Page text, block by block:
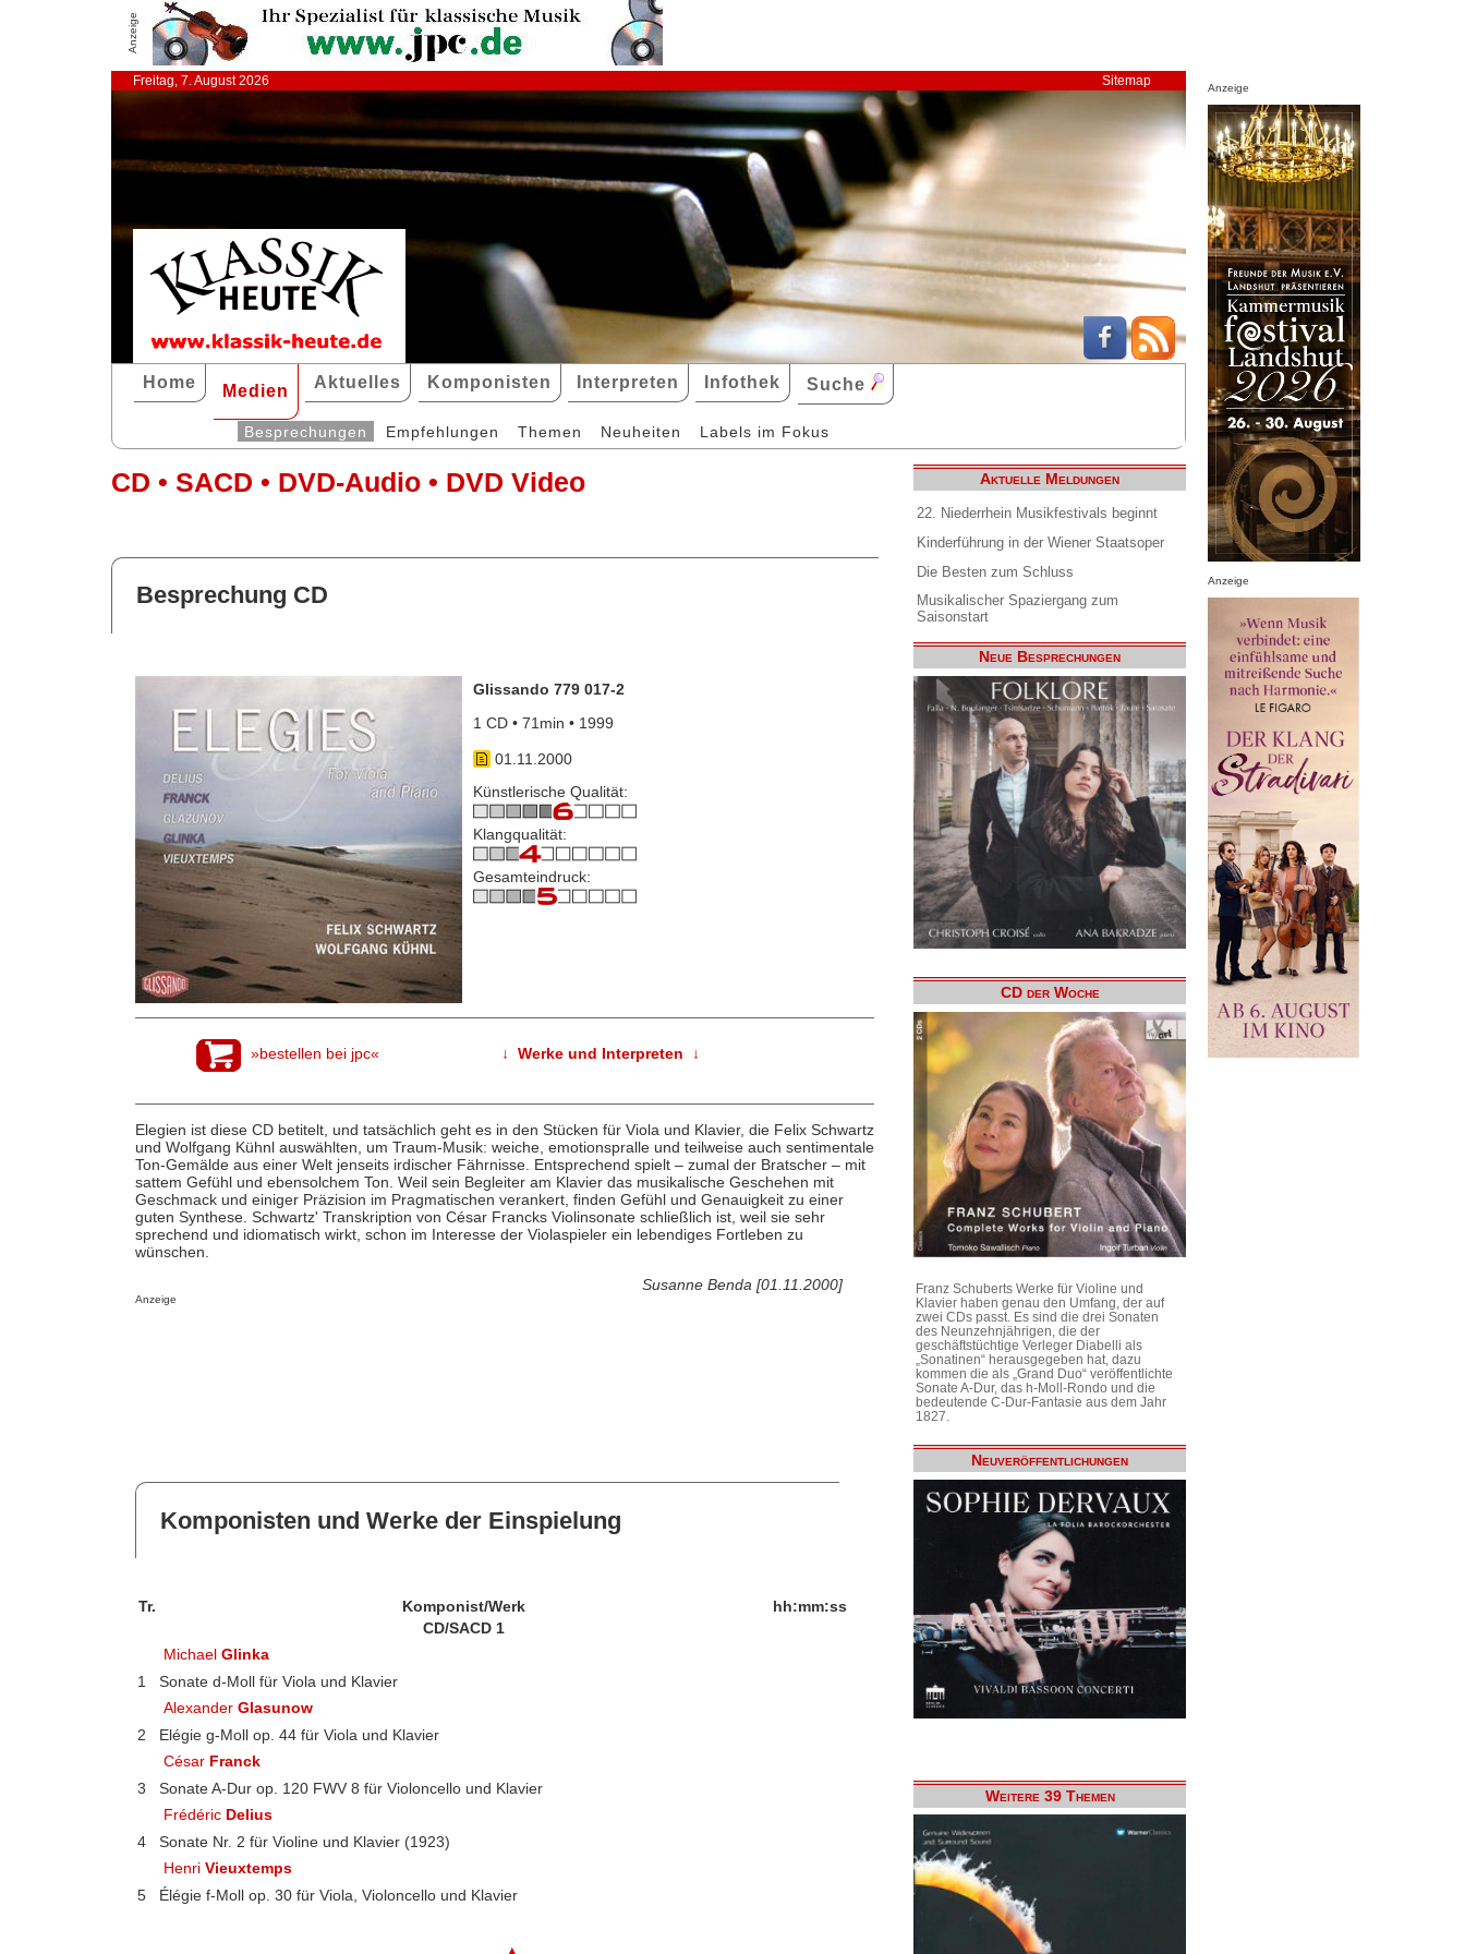
Anzeige
Freitag, 7. August 2026 Sitemap
Home Medien Aktuelles Komponisten Interpreten Infothek Suche
Besprechungen Empfehlungen Themen Neuheiten Labels im Fokus
CD • SACD • DVD-Audio • DVD Video
Besprechung CD
Glissando 779 017-2
1 CD • 71min • 1999
01.11.2000
Künstlerische Qualität:
Klangqualität:
Gesamteindruck:
»bestellen bei jpc« ↓ Werke und Interpreten ↓
Elegien ist diese CD betitelt, und tatsächlich geht es in den Stücken für Viola und Klavier, die Felix Schwartz
und Wolfgang Kühnl auswählten, um Traum-Musik: weiche, emotionspralle und teilweise auch sentimentale
Ton-Gemälde aus einer Welt jenseits irdischer Fährnisse. Entsprechend spielt – zumal der Bratscher – mit
sattem Gefühl und ebensolchem Ton. Weil sein Begleiter am Klavier das musikalische Geschehen mit
Geschmack und einiger Präzision im Pragmatischen verankert, finden Gefühl und Genauigkeit zu einer
guten Synthese. Schwartz' Transkription von César Francks Violinsonate schließlich ist, weil sie sehr
sprechend und idiomatisch wirkt, schon im Interesse der Violaspieler ein lebendiges Fortleben zu
wünschen.
Susanne Benda [01.11.2000]
Anzeige
Komponisten und Werke der Einspielung
Tr. Komponist/Werk
hh:mm:ss
CD/SACD 1
MichaelGlinka
1
Sonate d-Moll für Viola und Klavier
AlexanderGlasunow
2
Elégie g-Moll op. 44 für Viola und Klavier
César Franck
3
Sonate A-Dur op. 120 FWV 8 für Violoncello und Klavier
Frédéric Delius
4
Sonate Nr. 2 für Violine und Klavier (1923)
HenriVieuxtemps
5
Élégie f-Moll op. 30 für Viola, Violoncello und Klavier
Aktuelle Meldungen
22. Niederrhein Musikfestivals beginnt
Kinderführung in der Wiener Staatsoper
Die Besten zum Schluss
Musikalischer Spaziergang zum
Saisonstart
Neue Besprechungen
CD der Woche
Franz Schuberts Werke für Violine und
Klavier haben genau den Umfang, der auf
zwei CDs passt. Es sind die drei Sonaten
des Neunzehnjährigen, die der
geschäftstüchtige Verleger Diabelli als
„Sonatinen“ herausgegeben hat, dazu
kommen die als „Grand Duo“ veröffentlichte
Sonate A-Dur, das h-Moll-Rondo und die
bedeutende C-Dur-Fantasie aus dem Jahr
1827.
Neuveröffentlichungen
Weitere 39 Themen
Anzeige
Anzeige